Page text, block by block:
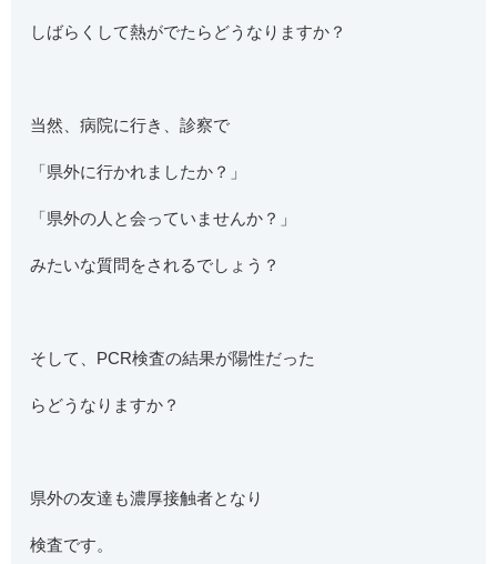
しばらくして熱がでたらどうなりますか？
当然、病院に行き、診察で
「県外に行かれましたか？」
「県外の人と会っていませんか？」
みたいな質問をされるでしょう？
そして、PCR検査の結果が陽性だった
らどうなりますか？
県外の友達も濃厚接触者となり
検査です。